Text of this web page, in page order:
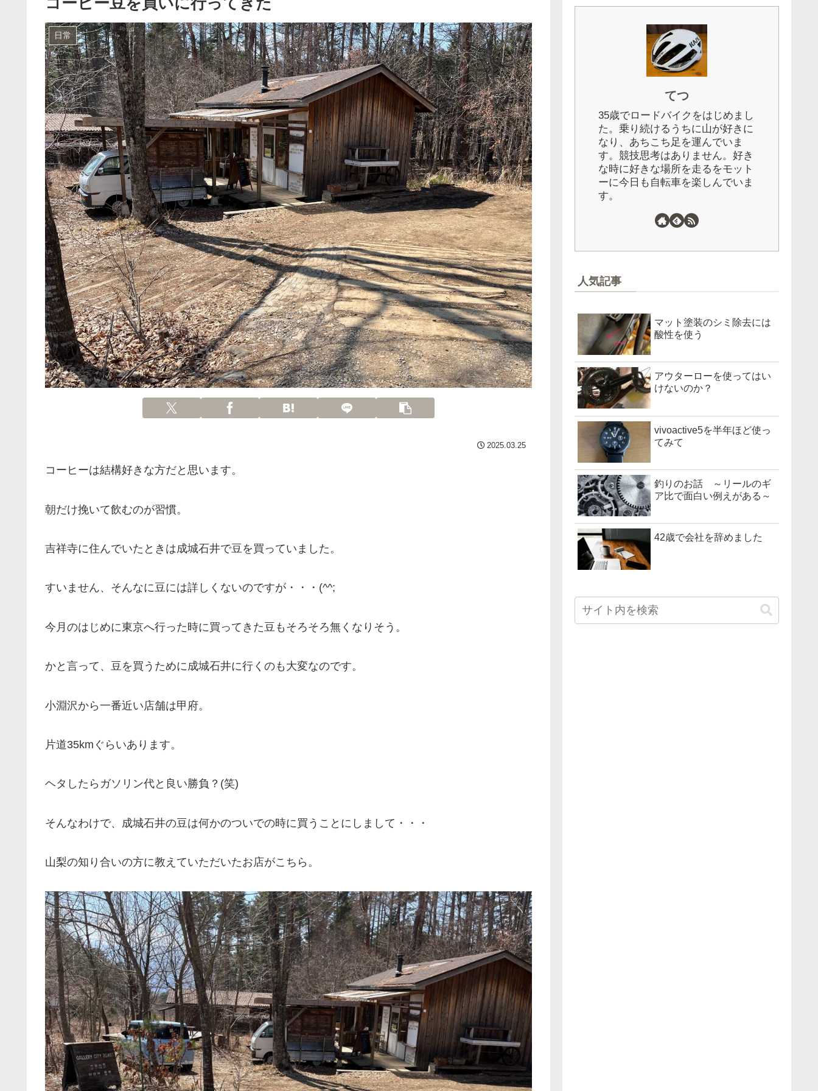
日常
2025.03.25
コーヒーは結構好きな方だと思います。
朝だけ挽いて飲むのが習慣。
吉祥寺に住んでいたときは成城石井で豆を買っていました。
すいません、そんなに豆には詳しくないのですが・・・(^^;
今月のはじめに東京へ行った時に買ってきた豆もそろそろ無くなりそう。
かと言って、豆を買うために成城石井に行くのも大変なのです。
小淵沢から一番近い店舗は甲府。
片道35kmぐらいあります。
ヘタしたらガソリン代と良い勝負？(笑)
そんなわけで、成城石井の豆は何かのついでの時に買うことにしまして・・・
山梨の知り合いの方に教えていただいたお店がこちら。
てつ
35歳でロードバイクをはじめまし
た。乗り続けるうちに山が好きに
なり、あちこち足を運んでいま
す。競技思考はありません。好き
な時に好きな場所を走るをモット
ーに今日も自転車を楽しんでいま
す。
人気記事
マット塗装のシミ除去には
酸性を使う
アウターローを使ってはい
けないのか？
vivoactive5を半年ほど使っ
てみて
釣りのお話 ～リールのギ
ア比で面白い例えがある～
42歳で会社を辞めました